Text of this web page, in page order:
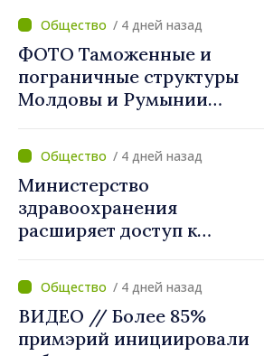
«Реформу нужно
завершить этой осенью»
/ 4 дней назад
ФОТО Таможенные и
пограничные структуры
Молдовы и Румынии
по разгрузке движения на
КПП "Леушены–Албица"
/ 4 дней назад
Министерство
здравоохранения
расширяет доступ к
Новоаненской и Сорокской
районных больницах
/ 4 дней назад
ВИДЕО // Более 85%
примэрий инициировали